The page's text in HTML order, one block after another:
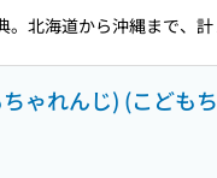
。北海道から沖縄まで、
ゃれんじ) (こども